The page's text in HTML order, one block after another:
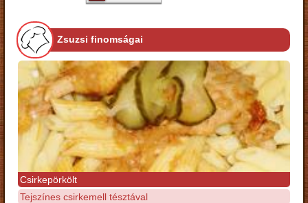
Zsuzsi finomságai
Csirkepörkölt
Tejszínes csirkemell tésztával